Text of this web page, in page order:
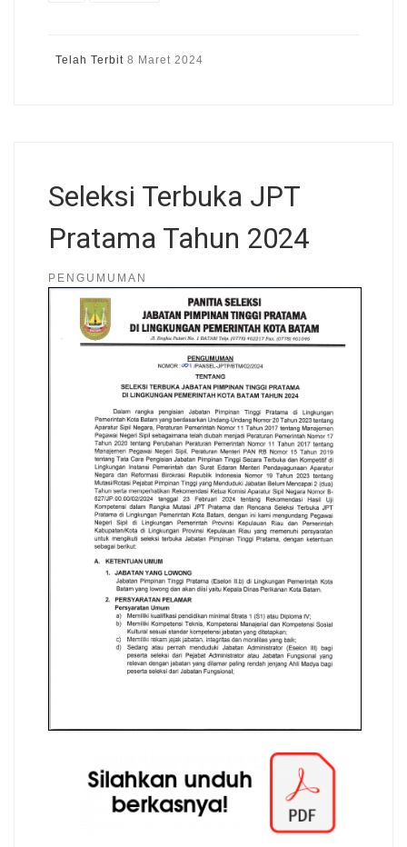
Telah Terbit 8 Maret 2024
Seleksi Terbuka JPT
Pratama Tahun 2024
PENGUMUMAN